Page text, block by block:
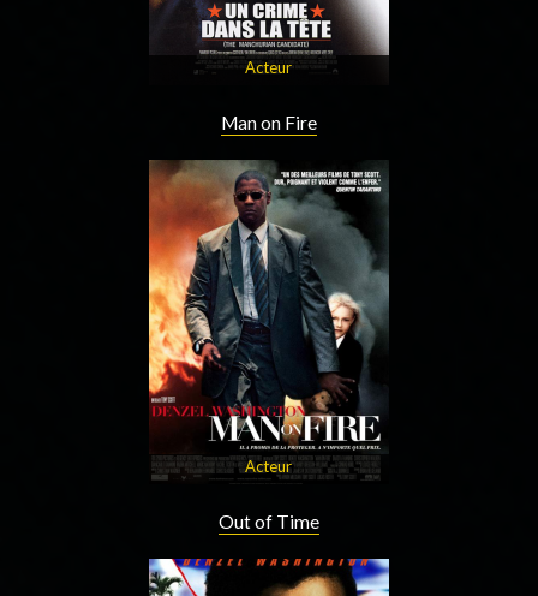
Acteur
Man on Fire
Acteur
Out of Time